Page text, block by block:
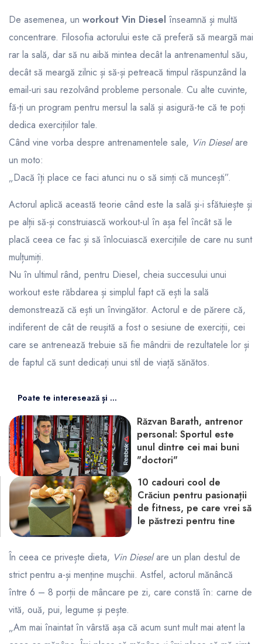
De asemenea, un workout Vin Diesel înseamnă și multă
concentrare. Filosofia actorului este că preferă să meargă mai
rar la sală, dar să nu aibă mintea decât la antrenamentul său,
decât să meargă zilnic și să-și petreacă timpul răspunzând la
email-uri sau rezolvând probleme personale. Cu alte cuvinte,
fă-ți un program pentru mersul la sală și asigură-te că te poți
dedica exercițiilor tale.
Când vine vorba despre antrenamentele sale, Vin Dieselare
un moto:
„Dacă îți place ce faci atunci nu o să simți că muncești”.
Actorul aplică această teorie când este la sală și-i sfătuiește și
pe alții să-și construiască workout-ul în așa fel încât să le
placă ceea ce fac și să înlocuiască exercițiile de care nu sunt
mulțumiți.
Nu în ultimul rând, pentru Diesel, cheia succesului unui
workout este răbdarea și simplul fapt că ești la sală
demonstrează că ești un învingător. Actorul e de părere că,
indiferent de cât de reușită a fost o sesiune de exerciții, cei
care se antrenează trebuie să fie mândrii de rezultatele lor și
de faptul că sunt dedicați unui stil de viață sănătos.
Poate te interesează și ...
Răzvan Barath, antrenor
personal: Sportul este
unul dintre cei mai buni
"doctori"
10 cadouri cool de
Crăciun pentru pasionații
de fitness, pe care vrei să
le păstrezi pentru tine
În ceea ce privește dieta, Vin Dieselare un plan destul de
strict pentru a-și menține mușchii. Astfel, actorul mănâncă
între 6 – 8 porții de mâncare pe zi, care constă în: carne de
vită, ouă, pui, legume și pește.
„Am mai înaintat în vârstă așa că acum sunt mult mai atent la